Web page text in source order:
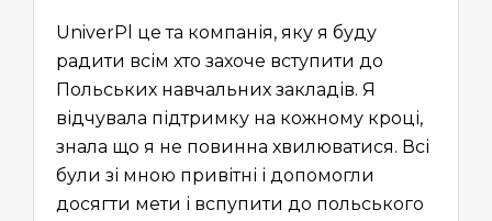
UniverPl це та компанія, яку я буду
радити всім хто захоче вступити до
Польських навчальних закладів. Я
відчувала підтримку на кожному кроці,
знала що я не повинна хвилюватися. Всі
були зі мною привітні і допомогли
досягти мети і вспупити до польського